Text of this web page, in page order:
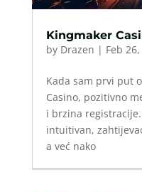
Kingmaker
by Drazen | Feb
Kada sam prvi put
Casino, pozitivno
i brzina
intuitivan,
a već nako